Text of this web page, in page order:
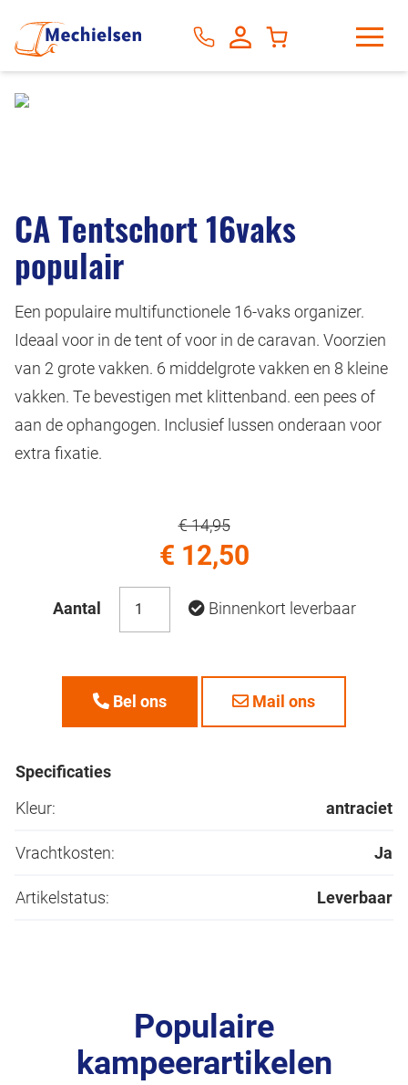
CA Tentschort 16vaks
populair
Een populaire multifunctionele 16-vaks organizer.
Ideaal voor in de tent of voor in de caravan. Voorzien
van 2 grote vakken. 6 middelgrote vakken en 8 kleine
vakken. Te bevestigen met klittenband. een pees of
aan de ophangogen. Inclusief lussen onderaan voor
extra fixatie.
€ 14,95
€ 12,50
Aantal Binnenkort leverbaar
Bel ons Mail ons
Specificaties
Kleur:
antraciet
Vrachtkosten: Ja
Artikelstatus: Leverbaar
Populaire
kampeerartikelen